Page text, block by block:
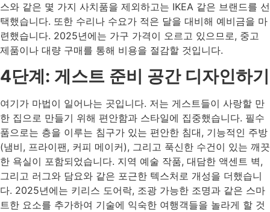
스와 같은 몇 가지 사치품을 제외하고는 IKEA 같은 브랜드를 선
택했습니다. 또한 수리나 수요가 적은 달을 대비해 예비금을 마
련했습니다. 2025년에는 가구 가격이 오르고 있으므로, 중고
제품이나 대량 구매를 통해 비용을 절감할 것입니다.
4단계: 게스트 준비 공간 디자인하기
여기가 마법이 일어나는 곳입니다. 저는 게스트들이 사랑할 만
한 집으로 만들기 위해 편안함과 스타일에 집중했습니다. 필수
품으로는 층을 이루는 침구가 있는 편안한 침대, 기능적인 주방
(냄비, 프라이팬, 커피 메이커), 그리고 푹신한 수건이 있는 깨끗
한 욕실이 포함되었습니다. 지역 예술 작품, 대담한 액센트 벽,
그리고 러그와 담요와 같은 포근한 텍스처로 개성을 더했습니
다. 2025년에는 키리스 도어락, 조광 가능한 조명과 같은 스마
트한 요소를 추가하여 기술에 익숙한 여행객들을 놀라게 할 것